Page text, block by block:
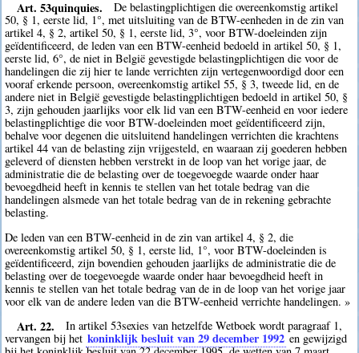
Art. 53quinquies.
De belastingplichtigen die overeenkomstig artikel
50, § 1, eerste lid, 1°, met uitsluiting van de BTW-eenheden in de zin van
artikel 4, § 2, artikel 50, § 1, eerste lid, 3°, voor BTW-doeleinden zijn
geïdentificeerd, de leden van een BTW-eenheid bedoeld in artikel 50, § 1,
eerste lid, 6°, de niet in België gevestigde belastingplichtigen die voor de
handelingen die zij hier te lande verrichten zijn vertegenwoordigd door een
vooraf erkende persoon, overeenkomstig artikel 55, § 3, tweede lid, en de
andere niet in België gevestigde belastingplichtigen bedoeld in artikel 50, §
3, zijn gehouden jaarlijks voor elk lid van een BTW-eenheid en voor iedere
belastingplichtige die voor BTW-doeleinden moet geïdentificeerd zijn,
behalve voor degenen die uitsluitend handelingen verrichten die krachtens
artikel 44 van de belasting zijn vrijgesteld, en waaraan zij goederen hebben
geleverd of diensten hebben verstrekt in de loop van het vorige jaar, de
administratie die de belasting over de toegevoegde waarde onder haar
bevoegdheid heeft in kennis te stellen van het totale bedrag van die
handelingen alsmede van het totale bedrag van de in rekening gebrachte
belasting.
De leden van een BTW-eenheid in de zin van artikel 4, § 2, die
overeenkomstig artikel 50, § 1, eerste lid, 1°, voor BTW-doeleinden is
geïdentificeerd, zijn bovendien gehouden jaarlijks de administratie die de
belasting over de toegevoegde waarde onder haar bevoegdheid heeft in
kennis te stellen van het totale bedrag van de in de loop van het vorige jaar
voor elk van de andere leden van die BTW-eenheid verrichte handelingen. »
Art. 22.
In artikel 53sexies van hetzelfde Wetboek wordt paragraaf 1,
vervangen bij het koninklijk besluit van 29 december 1992 en gewijzigd